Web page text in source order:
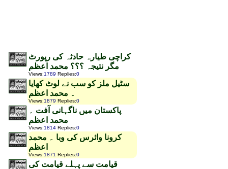
کراچی طیارہ حادثہ کی رپورٹ
مگر نتیجہ ؟؟؟ محمد اعظم
Views:1789 Replies:0
سٹیل ملز کو سب نے لوٹ کھایا
۔ محمد اعظم
Views:1879 Replies:0
پاکستان میں ناگہانی آفت ۔
محمد اعظم
Views:1814 Replies:0
کرونا وائرس کی وبا ۔ محمد
اعظم
Views:1871 Replies:0
قیامت سے پہلے قیامت کی